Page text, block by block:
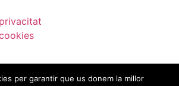
per garantir que us donem la millor